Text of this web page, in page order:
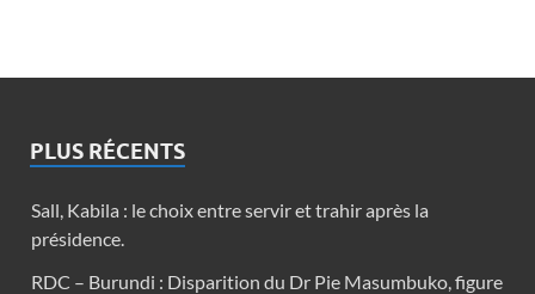
PLUS RÉCENTS
Sall, Kabila : le choix entre servir et trahir après la
présidence.
RDC – Burundi : Disparition du Dr Pie Masumbuko, figure